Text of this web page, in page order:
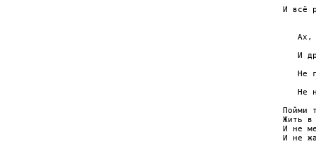
И всё
Ах,
И
Не
Не
Пойми
Жить в
И не
И не